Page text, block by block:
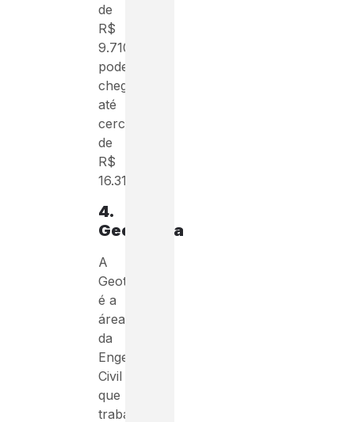
de
R$
9.710,47,
podendo
chegar
até
cerca
de
R$
16.310,66.
4.
Geotecnia
A
Geotecnia
é a
área
da
Engenharia
Civil
que
trabalha